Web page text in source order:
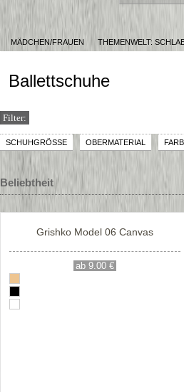
MÄDCHEN/FRAUEN THEMENWELT:
Ballettschuhe
Filter:
SCHUHGRÖSSE OBERMATERIAL
Beliebtheit
Grishko Model 06 Canvas
ab 9.00 €